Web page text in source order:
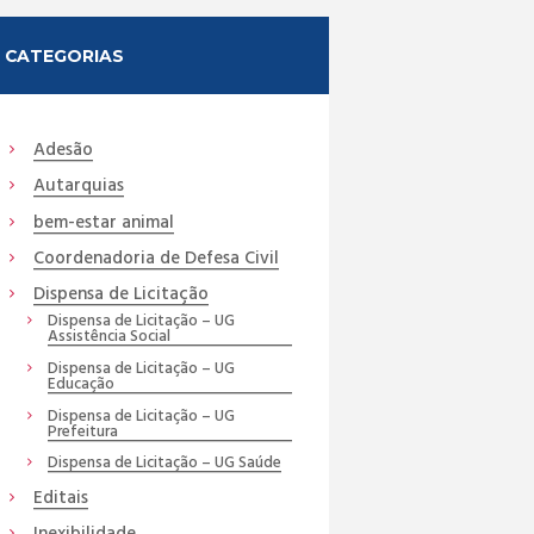
CATEGORIAS
Adesão
Autarquias
bem-estar animal
Coordenadoria de Defesa Civil
Dispensa de Licitação
Dispensa de Licitação – UG
Assistência Social
Dispensa de Licitação – UG
Educação
Dispensa de Licitação – UG
Prefeitura
Dispensa de Licitação – UG Saúde
Editais